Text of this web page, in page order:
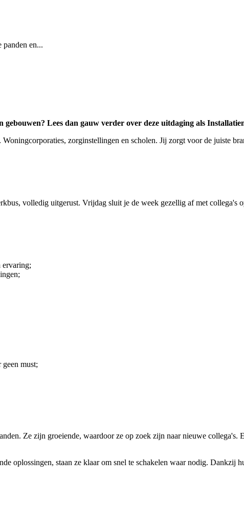
en...
Lees dan gauw verder over deze uitdaging als
zorginstellingen en scholen. Jij zorgt voor de juiste
volledig uitgerust. Vrijdag sluit je de week gezellig af met collega's
ervaring;
must;
Ze zijn groeiende, waardoor ze op zoek zijn naar nieuwe collega's.
oplossingen, staan ze klaar om snel te schakelen waar nodig. Dankzij